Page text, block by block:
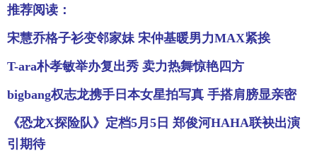
推荐阅读：
宋慧乔格子衫变邻家妹 宋仲基暖男力MAX紧挨
T-ara朴孝敏举办复出秀 卖力热舞惊艳四方
bigbang权志龙携手日本女星拍写真 手搭肩膀显亲密
《恐龙X探险队》定档5月5日 郑俊河HAHA联袂出演
引期待